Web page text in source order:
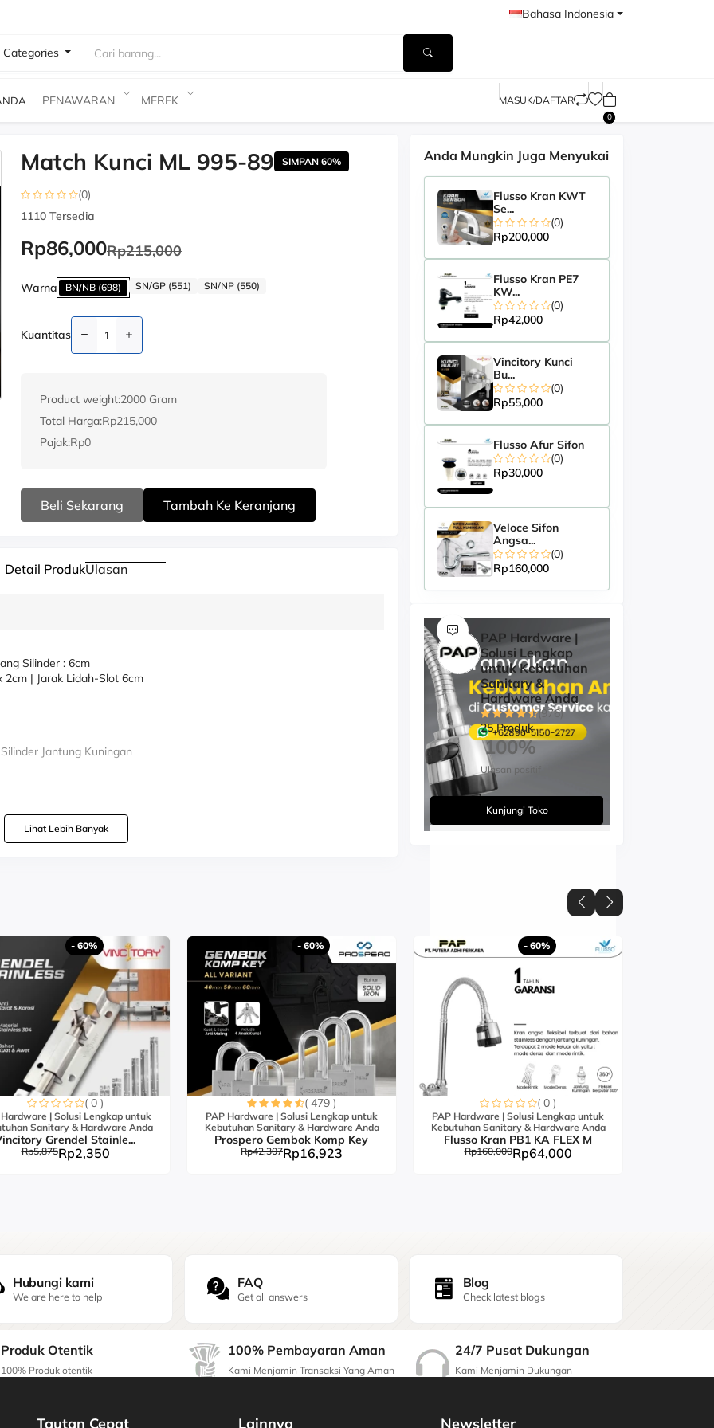
Bahasa Indonesia
Categories
PENAWARAN MEREK MASUK/DAFTAR
0
-60%Match Kunci ML 995-89 SIMPAN 60%
(0)
1110Tersedia
Rp86,000Rp215,000
Warna BN/NB (698) SN/GP (551) SN/NP (550)
Kuantitas
Product weight:2000 Gram
Total Harga:Rp215,000
Pajak:Rp0
Beli Sekarang Tambah Ke Keranjang
Detail ProdukUlasan
Silinder : 6cm
2cm | Jarak Lidah-Slot 6cm
Jantung Kuningan
EKONOMIS
Lihat Lebih Banyak
Anda Mungkin Juga Menyukai
Flusso Kran KWT
Se...
(0)
Rp200,000
Flusso Kran PE7
KW...
(0)
Rp42,000
Vincitory Kunci
Bu...
(0)
Rp55,000
Flusso Afur Sifon
(0)
Rp30,000
Veloce Sifon
Angsa...
(0)
Rp160,000
PAP Hardware |
Solusi Lengkap
untuk Kebutuhan
Sanitary &
Hardware Anda
(976)
25 Produk
100%
Ulasan positif
Kunjungi Toko
- 60%
( 0 )
Hardware | Solusi Lengkap untuk
Sanitary & Hardware Anda
Grendel Stainle...
Rp5,875Rp2,350
- 60%
( 479 )
PAP Hardware | Solusi Lengkap untuk
Kebutuhan Sanitary & Hardware Anda
Prospero Gembok Komp Key
Rp42,307Rp16,923
- 60%
( 0 )
PAP Hardware | Solusi Lengkap untuk
Kebutuhan Sanitary & Hardware Anda
Flusso Kran PB1 KA FLEX M
Rp160,000Rp64,000
Hubungi kami
We are here to help
FAQ
Get all answers
Blog
Check latest blogs
Produk Otentik
100% Produk otentik
100% Pembayaran Aman
Kami Menjamin Transaksi Yang Aman
24/7 Pusat Dukungan
Kami Menjamin Dukungan
Tautan Cepat Lainnya Newsletter